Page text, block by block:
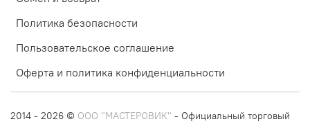
Политика безопасности
Пользовательское соглашение
Оферта и политика конфиденциальности
2014 - 2026 © ООО "МАСТЕРОВИК" - Официальный торговый